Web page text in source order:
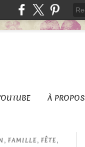
À PROPOS
, FAMILLE, FÊTE,